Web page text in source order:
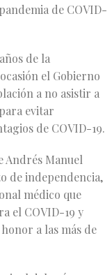
de COVID-
de la
el Gobierno
a no asistir a
evitar
de COVID-19.
Andrés Manuel
de independencia,
médico que
el COVID-19 y
a las más de